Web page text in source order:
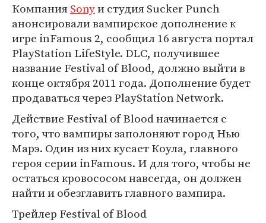
КомпанияSonyи студия Sucker Punch
анонсировали вампирское дополнение к
игре inFamous 2, сообщил 16 августа портал
PlayStation LifeStyle. DLC, получившее
название Festival of Blood, должно выйти в
конце октября 2011 года. Дополнение будет
продаваться через PlayStation Network.
Действие Festival of Blood начинается с
того, что вампиры заполоняют город Нью
Марэ. Один из них кусает Коула, главного
героя серии inFamous. И для того, чтобы не
остаться кровососом навсегда, он должен
найти и обезглавить главного вампира.
Трейлер Festival of Blood